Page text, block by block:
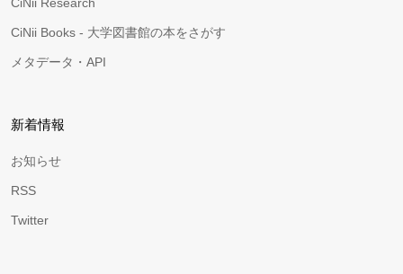
CiNii Books - 大学図書館の本をさがす
メタデータ・API
新着情報
お知らせ
RSS
Twitter